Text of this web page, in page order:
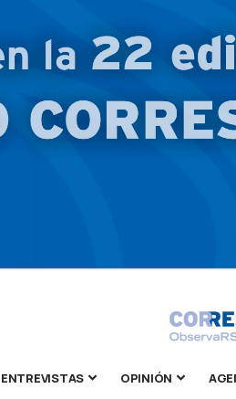
ENTREVISTAS OPINIÓN